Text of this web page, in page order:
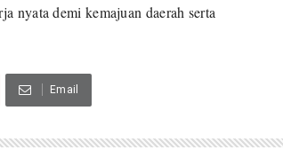
nyata demi kemajuan daerah serta
Email